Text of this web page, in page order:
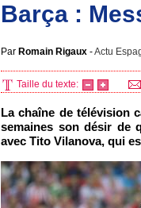
Barça :
Par Romain Rigaux -Actu
Taille du texte:
La chaîne de télévision
semaines son désir de
avec Tito Vilanova, qui